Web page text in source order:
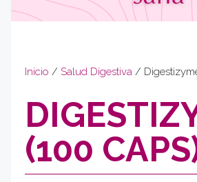
Inicio / Salud Digestiva /
(100